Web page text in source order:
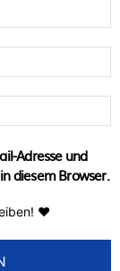
Adresse und
diesem Browser.
♥